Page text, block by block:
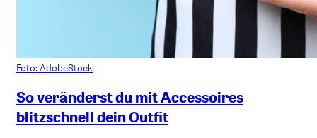
Foto: AdobeStock
So veränderst du mit Accessoires
blitzschnell dein Outfit